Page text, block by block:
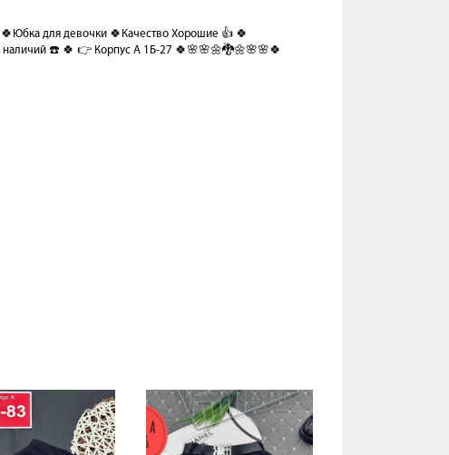
для девочки 🍀Качество Хорошие 👍 🍀
наличий ☎️ 🍀 👉 Корпус А 1Б-27 🍀🌸🌸🌼🐉🌼🌸🌸🍀